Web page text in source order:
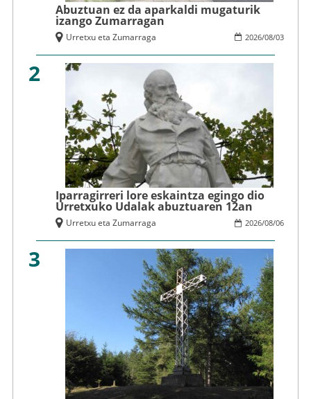
Abuztuan ez da aparkaldi mugaturik
izango Zumarragan
2026/08/03
Urretxu eta Zumarraga
2
Iparragirreri lore eskaintza egingo dio
Urretxuko Udalak abuztuaren 12an
2026/08/06
Urretxu eta Zumarraga
3